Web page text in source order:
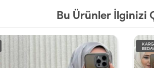
Bu Ürünler İlginizi